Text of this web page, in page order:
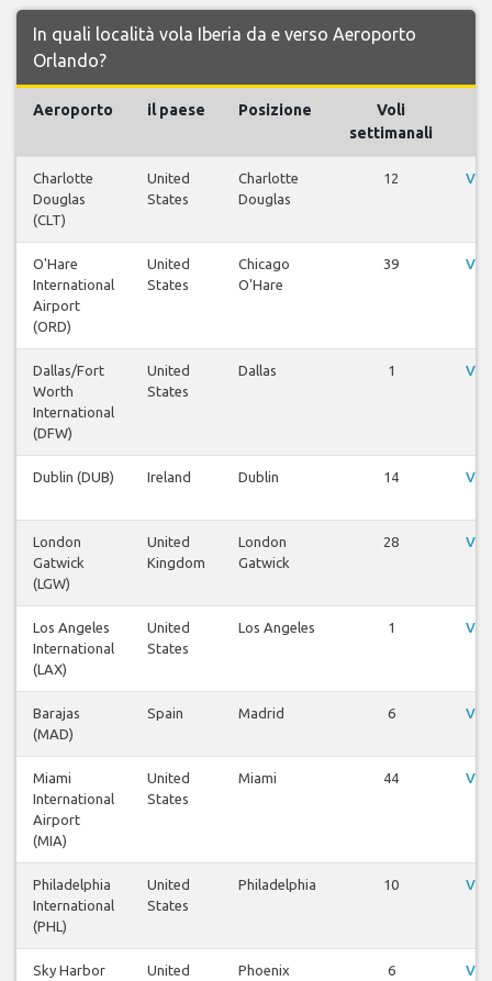
In quali località vola Iberia da e verso Aeroporto
Orlando?
Aeroporto il paese Posizione
Voli
settimanali
Charlotte
Douglas
(CLT)
United
States
Charlotte
Douglas
12
O'Hare
International
Airport
(ORD)
United
States
Chicago
O'Hare
39
Dallas/Fort
Worth
International
(DFW)
United
States
Dallas 1
Dublin (DUB) Ireland Dublin 14
London
Gatwick
(LGW)
United
Kingdom
London
Gatwick
28
Los Angeles
International
(LAX)
United
States
Los Angeles 1
Barajas
(MAD)
Spain Madrid 6
Miami
International
Airport
(MIA)
United
States
Miami 44
Philadelphia
International
(PHL)
United
States
Philadelphia 10
Sky Harbor
United
Phoenix 6